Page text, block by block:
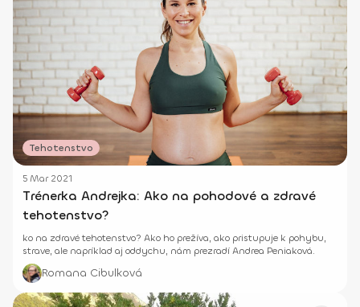
Tehotenstvo
5 Mar 2021
Trénerka Andrejka: Ako na pohodové a zdravé
tehotenstvo?
ko na zdravé tehotenstvo? Ako ho prežíva, ako pristupuje k pohybu,
strave, ale napríklad aj oddychu, nám prezradí Andrea Peniaková.
Romana Cibulková